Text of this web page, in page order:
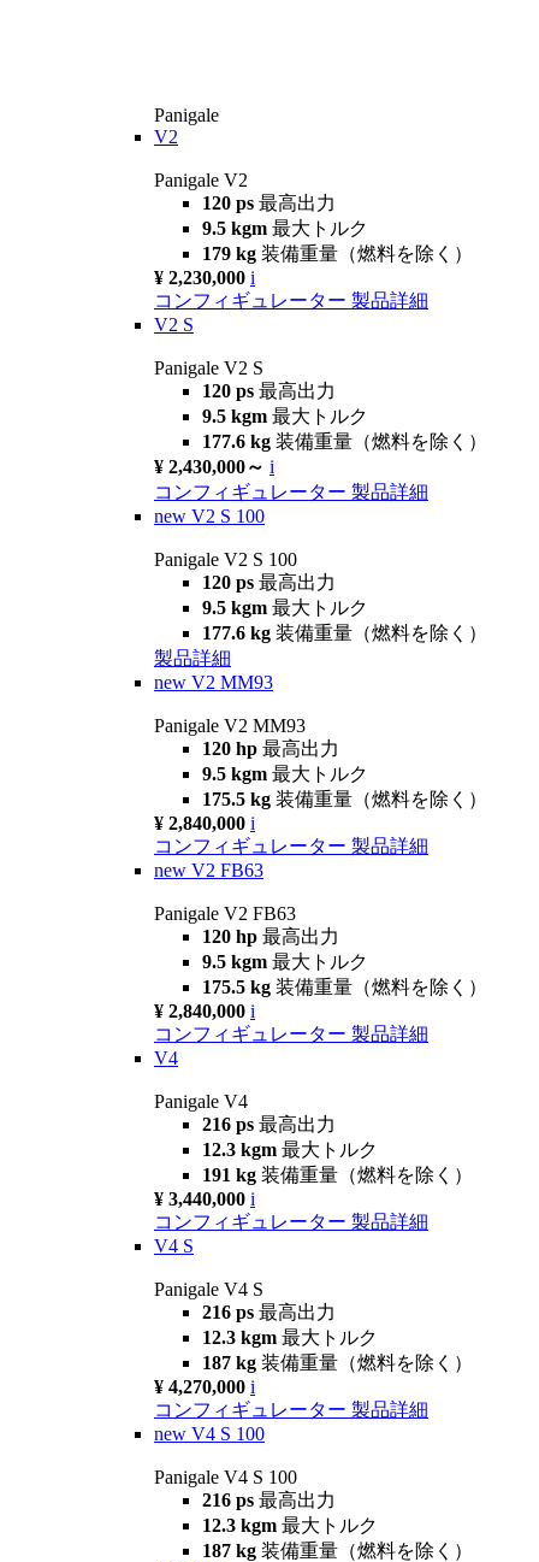
Panigale
V2
Panigale V2
120 ps 最高出力
9.5 kgm 最大トルク
179 kg 装備重量（燃料を除く）
¥ 2,230,000 i
コンフィギュレーター 製品詳細
V2 S
Panigale V2 S
120 ps 最高出力
9.5 kgm 最大トルク
177.6 kg 装備重量（燃料を除く）
¥ 2,430,000～ i
コンフィギュレーター 製品詳細
new V2 S 100
Panigale V2 S 100
120 ps 最高出力
9.5 kgm 最大トルク
177.6 kg 装備重量（燃料を除く）
製品詳細
new V2 MM93
Panigale V2 MM93
120 hp 最高出力
9.5 kgm 最大トルク
175.5 kg 装備重量（燃料を除く）
¥ 2,840,000 i
コンフィギュレーター 製品詳細
new V2 FB63
Panigale V2 FB63
120 hp 最高出力
9.5 kgm 最大トルク
175.5 kg 装備重量（燃料を除く）
¥ 2,840,000 i
コンフィギュレーター 製品詳細
V4
Panigale V4
216 ps 最高出力
12.3 kgm 最大トルク
191 kg 装備重量（燃料を除く）
¥ 3,440,000 i
コンフィギュレーター 製品詳細
V4 S
Panigale V4 S
216 ps 最高出力
12.3 kgm 最大トルク
187 kg 装備重量（燃料を除く）
¥ 4,270,000 i
コンフィギュレーター 製品詳細
new V4 S 100
Panigale V4 S 100
216 ps 最高出力
12.3 kgm 最大トルク
187 kg 装備重量（燃料を除く）